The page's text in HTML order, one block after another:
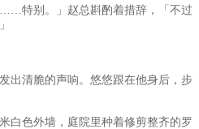
特别。」赵总斟酌着措辞，「不过
清脆的声响。悠悠跟在他身后，步
色外墙，庭院里种着修剪整齐的罗